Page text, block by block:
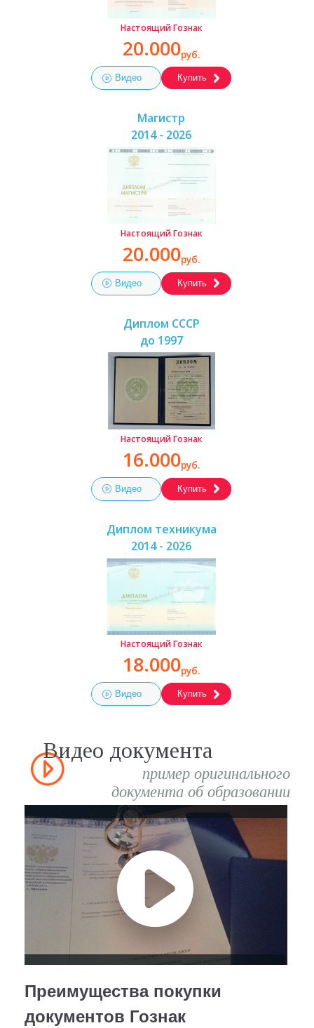
Настоящий Гознак
20.000руб.
Видео Купить
Магистр
2014 - 2026
Настоящий Гознак
20.000руб.
Видео Купить
Диплом СССР
до 1997
Настоящий Гознак
16.000руб.
Видео Купить
Диплом техникума
2014 - 2026
Настоящий Гознак
18.000руб.
Видео Купить
Видео документа
пример оригинального
документа об образовании
Преимущества покупки
документов Гознак